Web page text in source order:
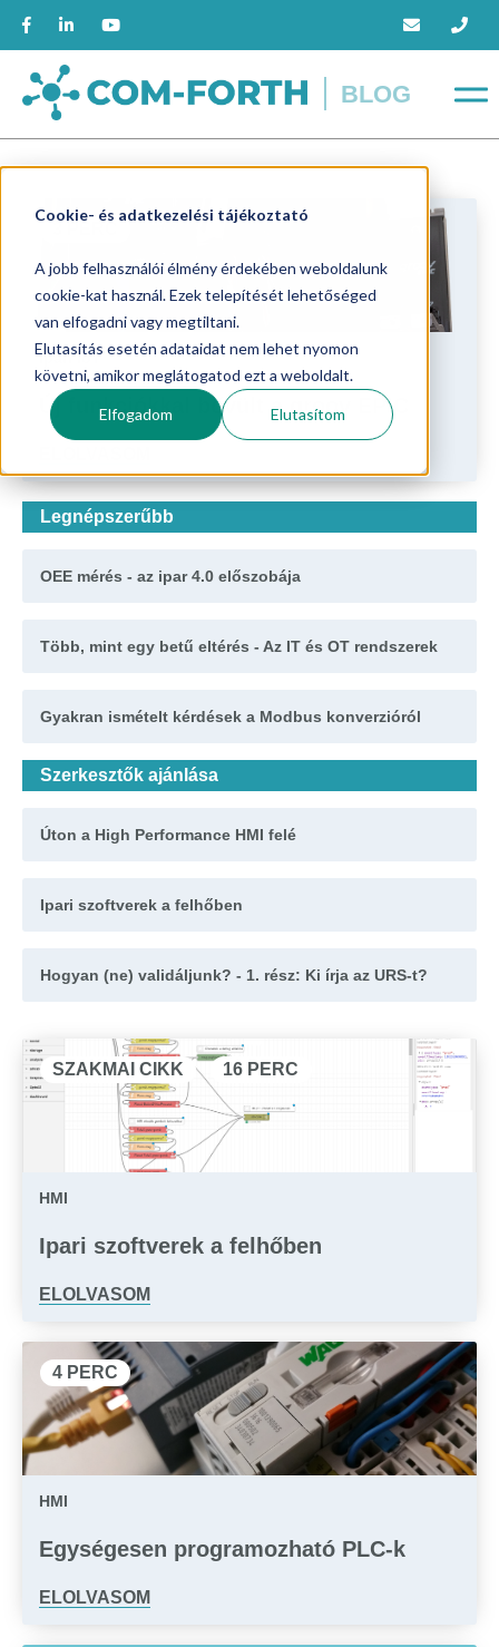
Cookie- és adatkezelési tájékoztató
A jobb felhasználói élmény érdekében weboldalunk
cookie-kat használ. Ezek telepítését lehetőséged
van elfogadni vagy megtiltani.
Elutasítás esetén adataidat nem lehet nyomon
követni, amikor meglátogatod ezt a weboldalt.
Elfogadom Elutasítom
BLOG
Ipari IoT
Új funkciókkal bővült a groov EPIC
Legnépszerűbb
OEE mérés - az ipar 4.0 előszobája
Több, mint egy betű eltérés - Az IT és OT rendszerek
Gyakran ismételt kérdések a Modbus konverzióról
Szerkesztők ajánlása
Úton a High Performance HMI felé
Ipari szoftverek a felhőben
Hogyan (ne) validáljunk? - 1. rész: Ki írja az URS-t?
SZAKMAI CIKK 16 PERC
HMI
Ipari szoftverek a felhőben
ELOLVASOM
4 PERC
HMI
Egységesen programozható PLC-k
ELOLVASOM